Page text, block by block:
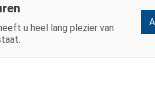
u heel lang plezier van